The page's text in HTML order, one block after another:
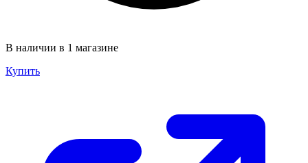
В наличии в 1 магазине
Купить